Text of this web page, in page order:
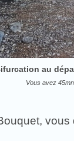
au
Vous avez